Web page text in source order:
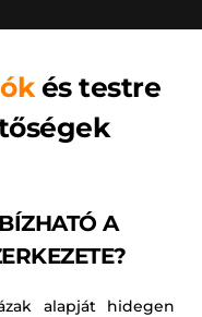
és testre
A
alapját hidegen